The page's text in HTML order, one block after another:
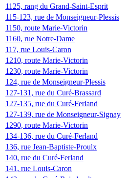
1125, rang du Grand-Saint-Esprit
115-123, rue de Monseigneur-Plessis
1150, route Marie-Victorin
1160, rue Notre-Dame
117, rue Louis-Caron
1210, route Marie-Victorin
1230, route Marie-Victorin
124, rue de Monseigneur-Plessis
127-131, rue du Curé-Brassard
127-135, rue du Curé-Ferland
127-139, rue de Monseigneur-Signay
1290, route Marie-Victorin
134-136, rue du Curé-Ferland
136, rue Jean-Baptiste-Proulx
140, rue du Curé-Ferland
141, rue Louis-Caron